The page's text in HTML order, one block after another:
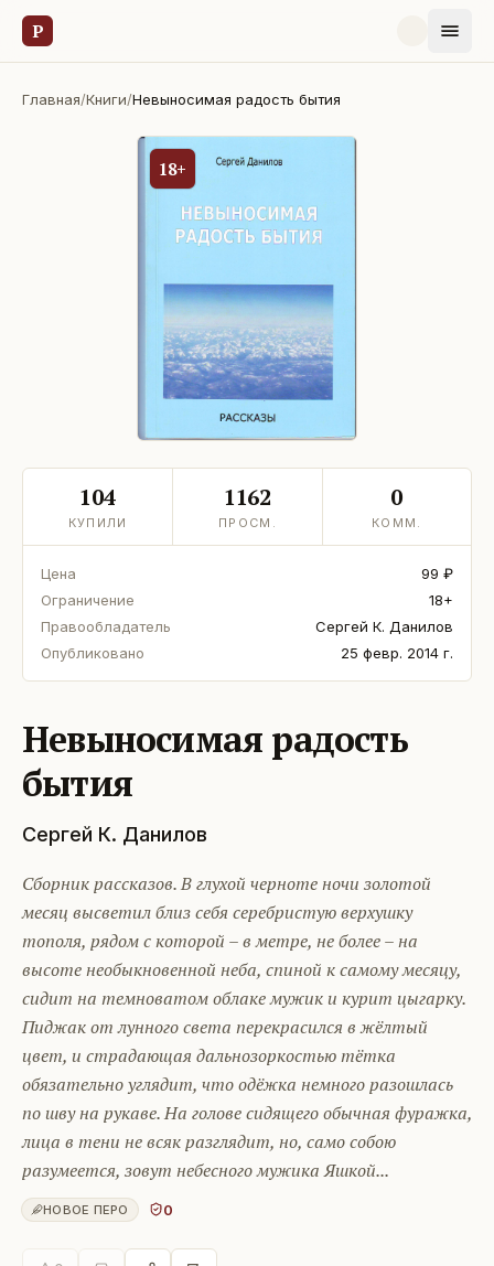
Р
Главная/Книги/Невыносимая радость бытия
18+
104
КУПИЛИ
1162
ПРОСМ.
0
КОММ.
Цена
99 ₽
Ограничение
18+
Правообладатель
Сергей К. Данилов
Опубликовано
25 февр. 2014 г.
Невыносимая радость
бытия
Сергей К. Данилов
Сборник рассказов. В глухой черноте ночи золотой
месяц высветил близ себя серебристую верхушку
тополя, рядом с которой – в метре, не более – на
высоте необыкновенной неба, спиной к самому месяцу,
сидит на темноватом облаке мужик и курит цыгарку.
Пиджак от лунного света перекрасился в жёлтый
цвет, и страдающая дальнозоркостью тётка
обязательно углядит, что одёжка немного разошлась
по шву на рукаве. На голове сидящего обычная фуражка,
лица в тени не всяк разглядит, но, само собою
разумеется, зовут небесного мужика Яшкой...
НОВОЕ ПЕРО 0